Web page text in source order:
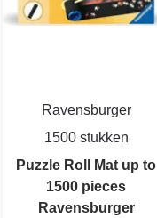
Ravensburger
1500 stukken
Puzzle Roll Mat up to
1500 pieces
Ravensburger